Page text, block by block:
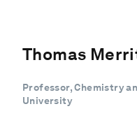
Thomas
Professor, Chemistry
University